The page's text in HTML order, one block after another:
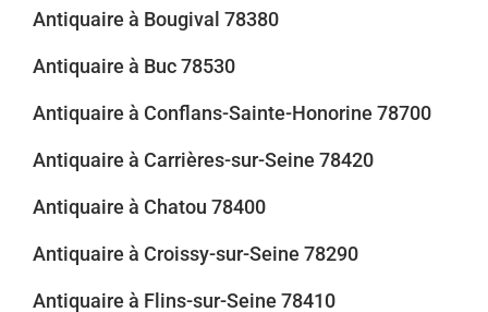
Antiquaire à Bougival 78380
Antiquaire à Buc 78530
Antiquaire à Conflans-Sainte-Honorine 78700
Antiquaire à Carrières-sur-Seine 78420
Antiquaire à Chatou 78400
Antiquaire à Croissy-sur-Seine 78290
Antiquaire à Flins-sur-Seine 78410